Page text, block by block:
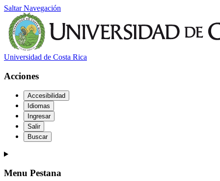
Saltar Navegación
Universidad de Costa Rica
Acciones
Accesibilidad
Idiomas
Ingresar
Salir
Buscar
Menu Pestana